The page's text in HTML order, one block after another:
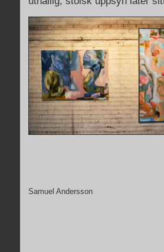
Samuel Andersson